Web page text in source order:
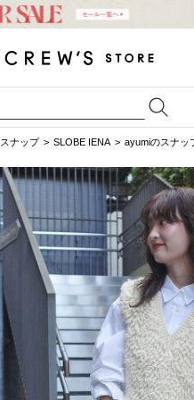
スナップ SLOBE IENA ayumiのスナッ